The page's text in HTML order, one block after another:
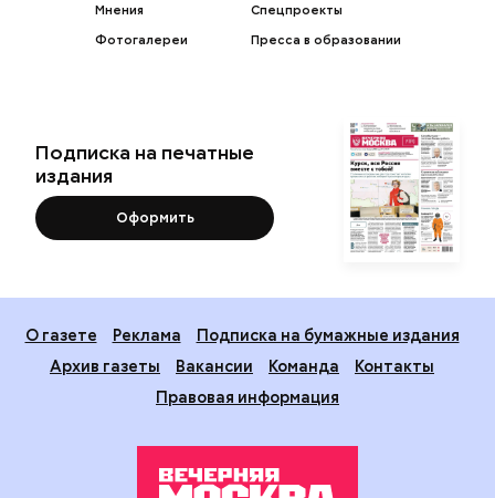
Мнения
Фотогалереи
Спецпроекты
Пресса в образовании
Подписка на печатные
издания
Оформить
О газете Реклама
Подписка на бумажные издания
Архив газеты
Вакансии Команда
Контакты
Правовая информация